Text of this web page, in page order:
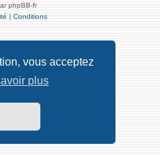
vous acceptez
plus
phpBB-fr
| Conditions